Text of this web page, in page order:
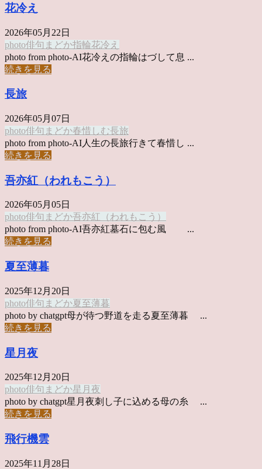
花冷え
2026年05月22日
photo俳句 まどか指輪花冷え
photo from photo-AI花冷えの指輪はづして息 ...
続きを見る
長旅
2026年05月07日
photo俳句 まどか春惜しむ長旅
photo from photo-AI人生の長旅行きて春惜し ...
続きを見る
吾亦紅（われもこう）
2026年05月05日
photo俳句 まどか吾亦紅（われもこう）
photo from photo-AI吾亦紅墓石に包む風 ...
続きを見る
夏至薄暮
2025年12月20日
photo俳句 まどか夏至薄暮
photo by chatgpt母が待つ野道を走る夏至薄暮 ...
続きを見る
星月夜
2025年12月20日
photo俳句 まどか星月夜
photo by chatgpt星月夜刺し子に込める母の糸 ...
続きを見る
飛行機雲
2025年11月28日